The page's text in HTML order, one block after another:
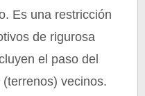
Es una restricción
de rigurosa
el paso del
vecinos.